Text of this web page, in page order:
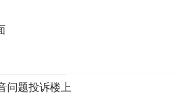
问题投诉楼上